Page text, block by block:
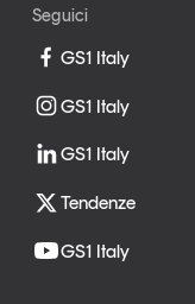
Seguici
GS1 Italy
GS1 Italy
GS1 Italy
Tendenze
GS1 Italy